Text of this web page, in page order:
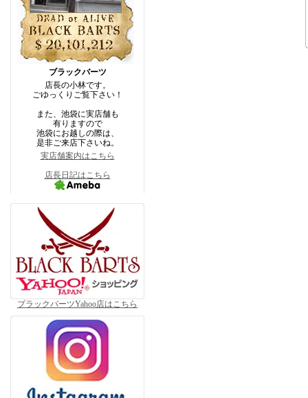
ブラックバーツ
店長の小林です。
ごゆっくりご覧下さい！
また、池袋に実店舗も
有りますので
池袋にお越しの際は、
是非ご来店下さいね。
実店舗案内はこちら
店長日記はこちら
ブラックバーツYahoo店はこちら